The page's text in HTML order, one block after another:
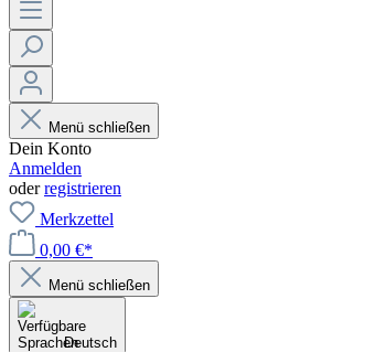
Menü schließen
Dein Konto
Anmelden
oderregistrieren
Merkzettel
0,00 €*
Menü schließen
Deutsch